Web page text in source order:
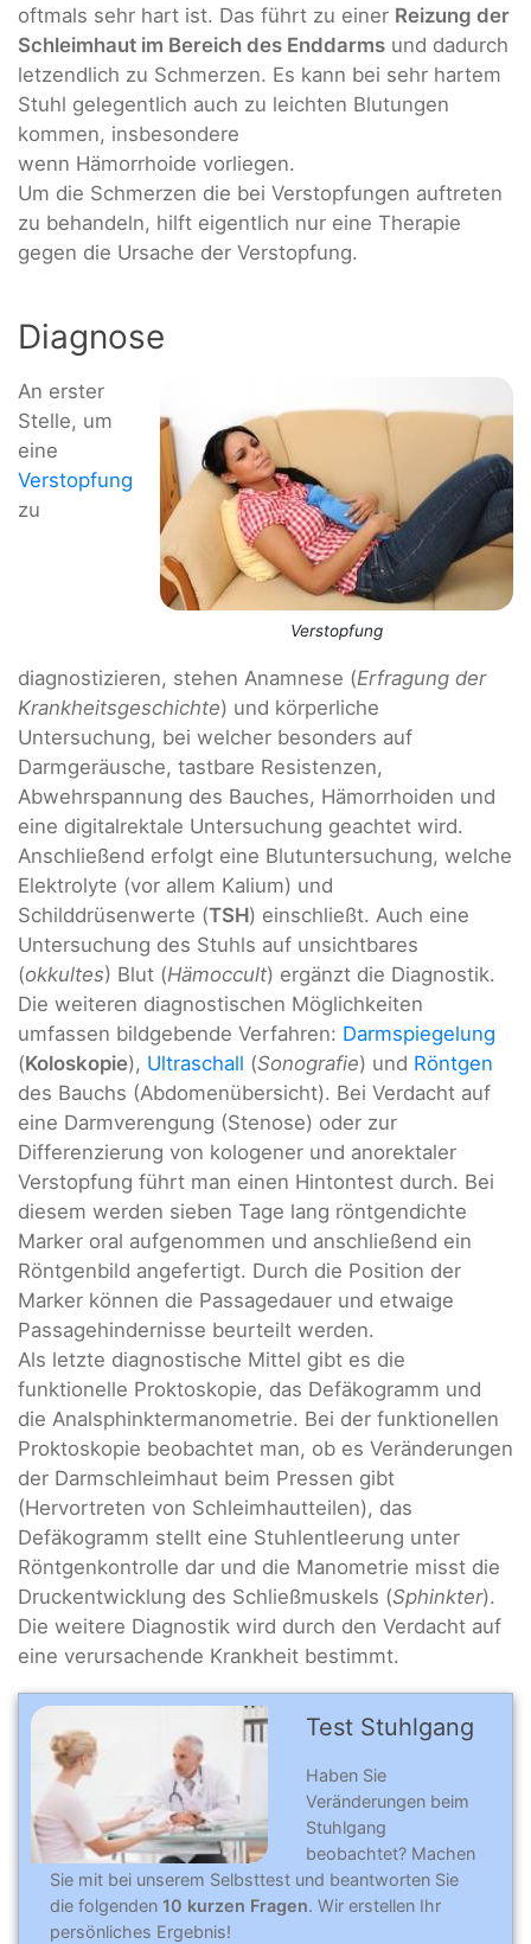
oftmals sehr hart ist. Das führt zu einer Reizung der
Schleimhaut im Bereich des Enddarms und dadurch
letzendlich zu Schmerzen. Es kann bei sehr hartem
Stuhl gelegentlich auch zu leichten Blutungen
kommen, insbesondere
wenn Hämorrhoide vorliegen.
Um die Schmerzen die bei Verstopfungen auftreten
zu behandeln, hilft eigentlich nur eine Therapie
gegen die Ursache der Verstopfung.
Diagnose
Verstopfung
An erster
Stelle, um
eine
Verstopfung
zu
diagnostizieren, stehen Anamnese (Erfragung der
Krankheitsgeschichte) und körperliche
Untersuchung, bei welcher besonders auf
Darmgeräusche, tastbare Resistenzen,
Abwehrspannung des Bauches, Hämorrhoiden und
eine digitalrektale Untersuchung geachtet wird.
Anschließend erfolgt eine Blutuntersuchung, welche
Elektrolyte (vor allem Kalium) und
Schilddrüsenwerte (TSH) einschließt. Auch eine
Untersuchung des Stuhls auf unsichtbares
(okkultes) Blut (Hämoccult) ergänzt die Diagnostik.
Die weiteren diagnostischen Möglichkeiten
umfassen bildgebende Verfahren: Darmspiegelung
(Koloskopie), Ultraschall (Sonografie) und Röntgen
des Bauchs (Abdomenübersicht). Bei Verdacht auf
eine Darmverengung (Stenose) oder zur
Differenzierung von kologener und anorektaler
Verstopfung führt man einen Hintontest durch. Bei
diesem werden sieben Tage lang röntgendichte
Marker oral aufgenommen und anschließend ein
Röntgenbild angefertigt. Durch die Position der
Marker können die Passagedauer und etwaige
Passagehindernisse beurteilt werden.
Als letzte diagnostische Mittel gibt es die
funktionelle Proktoskopie, das Defäkogramm und
die Analsphinktermanometrie. Bei der funktionellen
Proktoskopie beobachtet man, ob es Veränderungen
der Darmschleimhaut beim Pressen gibt
(Hervortreten von Schleimhautteilen), das
Defäkogramm stellt eine Stuhlentleerung unter
Röntgenkontrolle dar und die Manometrie misst die
Druckentwicklung des Schließmuskels (Sphinkter).
Die weitere Diagnostik wird durch den Verdacht auf
eine verursachende Krankheit bestimmt.
Test Stuhlgang
Haben Sie
Veränderungen beim
Stuhlgang
beobachtet? Machen
Sie mit bei unserem Selbsttest und beantworten Sie
die folgenden 10 kurzen Fragen. Wir erstellen Ihr
persönliches Ergebnis!